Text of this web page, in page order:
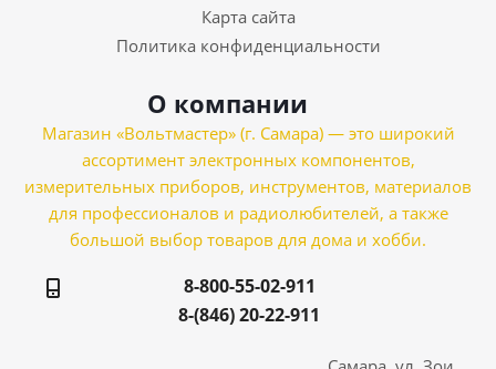
Карта сайта
Политика конфиденциальности
О компании
Магазин «Вольтмастер» (г. Самара) — это широкий
ассортимент электронных компонентов,
измерительных приборов, инструментов, материалов
для профессионалов и радиолюбителей, а также
большой выбор товаров для дома и хобби.
8-800-55-02-911
8-(846) 20-22-911